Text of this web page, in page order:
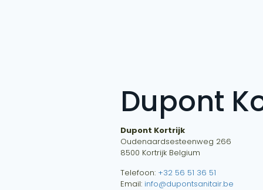
Dupont
Dupont Kortrijk
Oudenaardsesteenweg 266
8500 Kortrijk Belgium
Telefoon: +32 56 51 36 51
Email: info@dupontsanitair.be